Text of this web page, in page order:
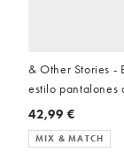
& Other Stories -
estilo pantalones
42,99 €
MIX & MATCH